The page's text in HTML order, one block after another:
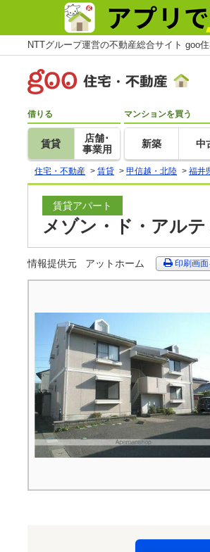
NTTグループ運営の不動産総合サイト goo
借りる
賃貸
店舗･
事業用
マンションを買う
新築 中
住宅・不動産 > 賃貸 > 甲信越・北陸 > 福井
賃貸アパート
メゾン・ド・アル
情報提供元 アットホーム 印刷画